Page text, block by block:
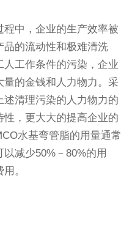
中，企业的生产效率被
品的流动性和极难清洗
工作条件的污染，企业
的金钱和人力物力。采
清理污染的人力物力的
，更大大的提高企业的
水基弯管脂的用量通常
减少50%－80%的用
。